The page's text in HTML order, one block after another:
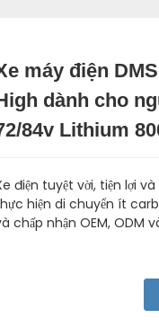
Loading...
Loading...
máy điện
dành cho
84v Lithium
điện tuyệt vời, tiện lợi
hiện di chuyển ít
chấp nhận OEM, ODM